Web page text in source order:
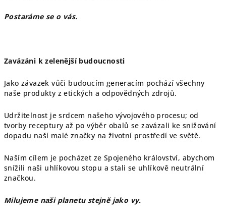
Postaráme se o vás.
Zavázáni k zelenější budoucnosti
Jako závazek vůči budoucím generacím pochází všechny
naše produkty z etických a odpovědných zdrojů.
Udržitelnost je srdcem našeho vývojového procesu; od
tvorby receptury až po výběr obalů se zavázali ke snižování
dopadu naší malé značky na životní prostředí ve světě.
Naším cílem je pocházet ze Spojeného království, abychom
snížili naši uhlíkovou stopu a stali se uhlíkově neutrální
značkou.
Milujeme naši planetu stejně jako vy.